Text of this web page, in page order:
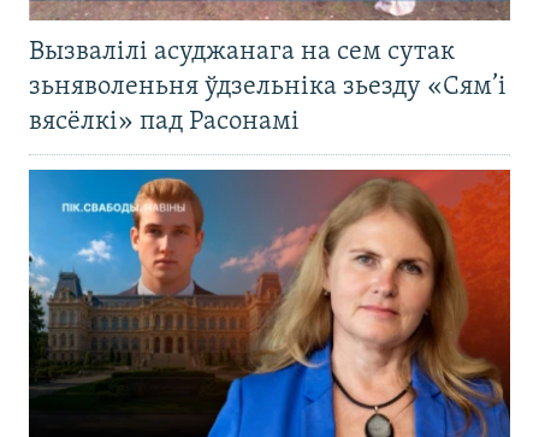
Вызвалілі асуджанага на сем сутак
зьняволеньня ўдзельніка зьезду «Сям’і
вясёлкі» пад Расонамі